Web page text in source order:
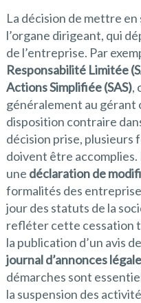
La décision de mettre
l’organe dirigeant, qui
de l’entreprise. Par
Responsabilité Limitée
Actions Simplifiée (SAS),
généralement au gérant
disposition contraire
décision prise, plusieurs
doivent être
une déclaration de
formalités des
jour des statuts de la
refléter cette cessation
la publication d’un avis
journal d’annonces
démarches sont
la suspension des